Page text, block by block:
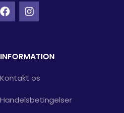
INFORMATION
Kontakt os
Handelsbetingelser